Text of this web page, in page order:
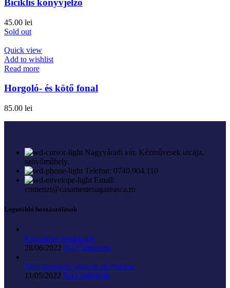
Biciklis könyvjelző
45.00 lei
Sold out
Quick view
Add to wishlist
Read more
Horgoló- és kötő fonal
85.00 lei
Nagyváradi vár, Kézművesek utcája,
szövőműhely.
Telefon: 0740.904.110
Email:
comenzi@casamestesugareasca.ro
Legutóbbi hozzászólások
Kézműves bemutatók
28/06/2022 No Comments
Népművészeti vásárok szervezése
11/05/2022 No Comments